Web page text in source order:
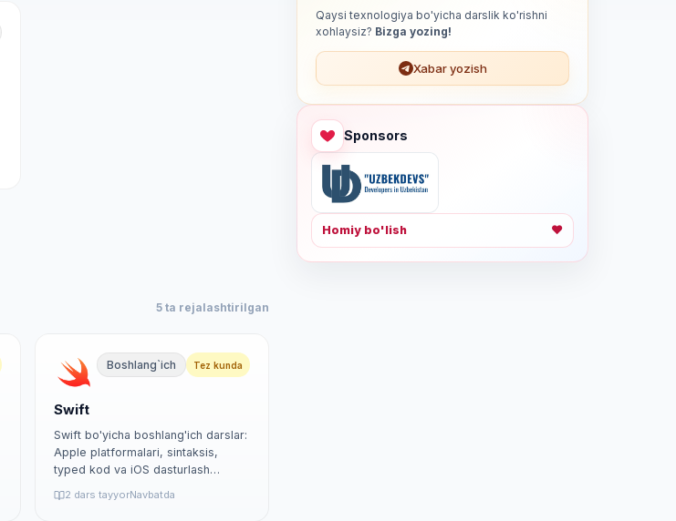
5 ta rejalashtirilgan
Boshlang`ich Tez kunda
Swift
Swift bo'yicha boshlang'ich darslar:
Apple platformalari, sintaksis,
typed kod va iOS dasturlash
2 dars tayyorNavbatda
Qaysi texnologiya bo'yicha darslik ko'rishni
xohlaysiz? Bizga yozing!
Xabar yozish
Sponsors
Homiy bo'lish ❤